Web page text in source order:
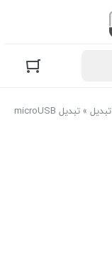
تبدیل »
تبدیل microUSB